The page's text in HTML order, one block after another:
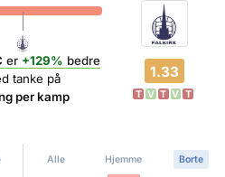
er +129% bedre
tanke på
per kamp
1.33
T V T V T
Alle Hjemme Borte